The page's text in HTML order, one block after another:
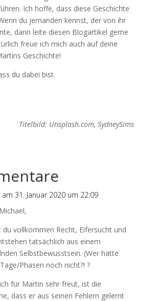
Ich hoffe, dass diese Geschichte
du jemanden kennst, der von ihr
dann leite diesen Blogartikel gerne
freue ich mich auch auf deine
Geschichte!
du dabei bist.
Titelbild: Unsplash.com, SydneySims
am 31. Januar 2020 um 22:09
du vollkommen Recht, Eifersucht und
tatsächlich aus einem
Selbstbewusstsein. (Wer hätte
Phasen noch nicht?! ?
für Martin sehr freut, ist die
dass er aus seinen Fehlern gelernt